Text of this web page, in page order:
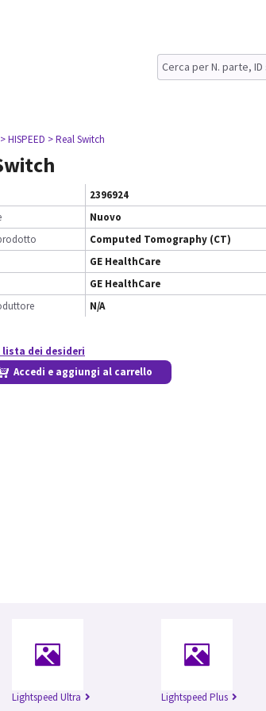
> HISPEED > Real Switch
2396924
Nuovo
Computed Tomography (CT)
GE HealthCare
GE HealthCare
N/A
lista dei desideri
Accedi e aggiungi al carrello
Lightspeed Ultra Lightspeed Plus